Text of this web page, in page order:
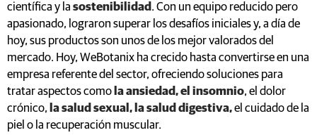
científica y la sostenibilidad . Con un equipo reducido pero
apasionado, lograron superar los desafíos iniciales y, a día de
hoy, sus productos son unos de los mejor valorados del
mercado. Hoy, WeBotanix ha crecido hasta convertirse en una
empresa referente del sector, ofreciendo soluciones para
tratar aspectos como la ansiedad, el insomnio, el dolor
crónico, la salud sexual, la salud digestiva,el cuidado de la
piel o la recuperación muscular.